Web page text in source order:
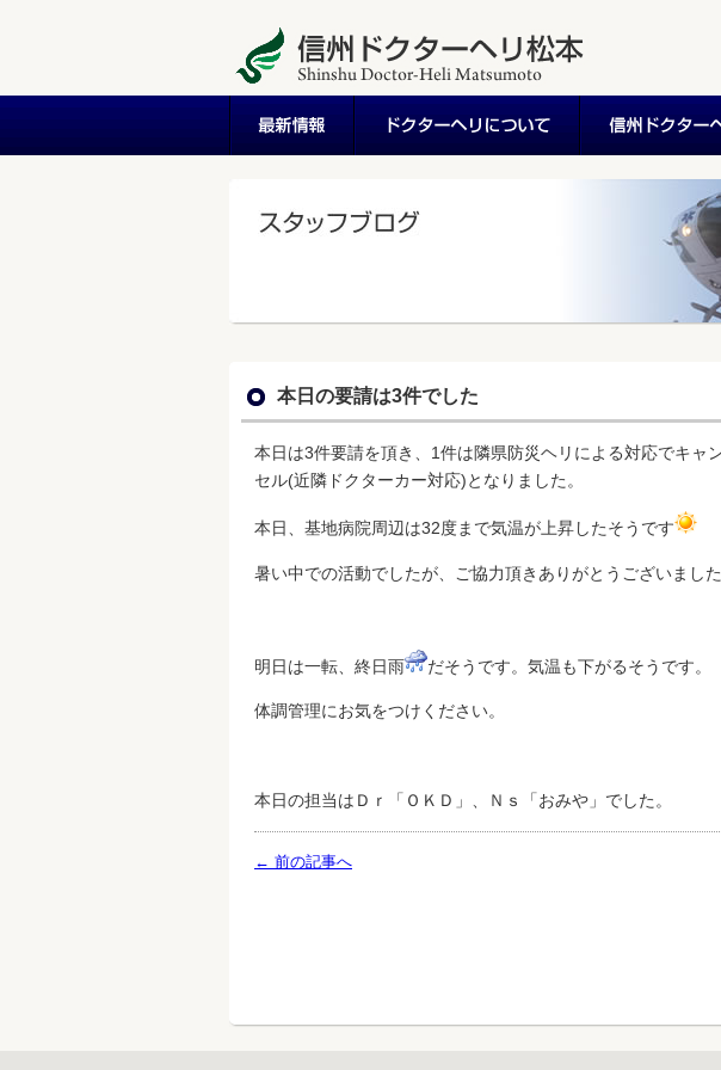
本日の要請は3件でした
本日は3件要請を頂き、1件は隣県防災ヘリによる対応でキャ
セル(近隣ドクターカー対応)となりました。
本日、基地病院周辺は32度まで気温が上昇したそうです
暑い中での活動でしたが、ご協力頂きありがとうございました
明日は一転、終日雨 だそうです。気温も下がるそうです。
体調管理にお気をつけください。
本日の担当はＤｒ「ＯＫＤ」、Ｎｓ「おみや」でした。
← 前の記事へ